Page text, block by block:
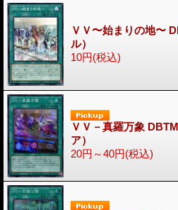
ＶＶ〜始まりの地〜
ル）
10円(税込)
ＶＶ－真羅万象
ア）
20円～40円(税込)